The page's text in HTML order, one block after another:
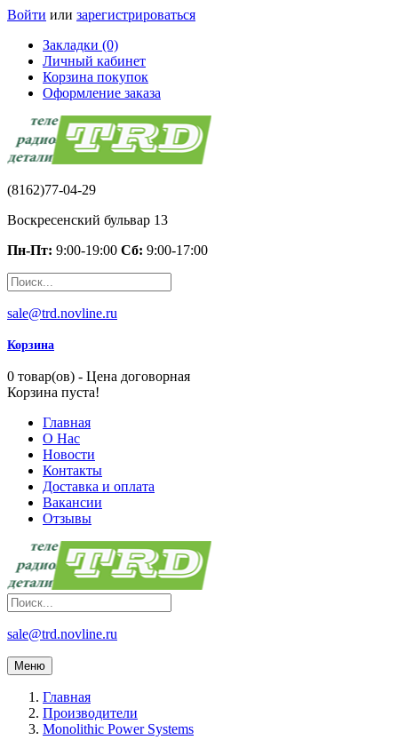
Войти или зарегистрироваться
Закладки (0)
Личный кабинет
Корзина покупок
Оформление заказа
(8162)77-04-29
Воскресенский бульвар 13
Пн-Пт: 9:00-19:00 Сб: 9:00-17:00
sale@trd.novline.ru
Корзина
0 товар(ов) - Цена договорная
Корзина пуста!
Главная
О Нас
Новости
Контакты
Доставка и оплата
Вакансии
Отзывы
sale@trd.novline.ru
Меню
Главная
Производители
Monolithic Power Systems